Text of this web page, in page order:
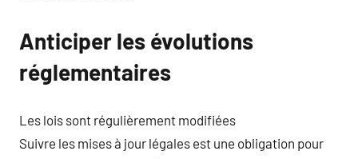
Anticiper les évolutions
réglementaires
Les lois sont régulièrement modifiées
Suivre les mises à jour légales est une obligation pour